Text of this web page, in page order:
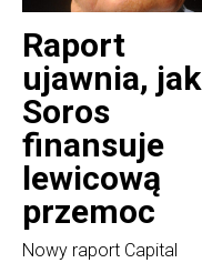
Raport
ujawnia, jak
Soros
finansuje
lewicową
przemoc
Nowy raport Capital